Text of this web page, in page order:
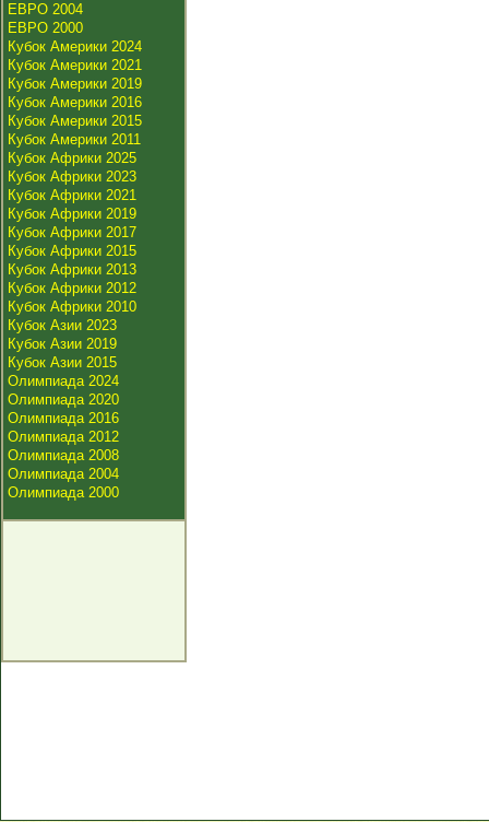
ЕВРО 2004
ЕВРО 2000
Кубок Америки 2024
Кубок Америки 2021
Кубок Америки 2019
Кубок Америки 2016
Кубок Америки 2015
Кубок Америки 2011
Кубок Африки 2025
Кубок Африки 2023
Кубок Африки 2021
Кубок Африки 2019
Кубок Африки 2017
Кубок Африки 2015
Кубок Африки 2013
Кубок Африки 2012
Кубок Африки 2010
Кубок Азии 2023
Кубок Азии 2019
Кубок Азии 2015
Олимпиада 2024
Олимпиада 2020
Олимпиада 2016
Олимпиада 2012
Олимпиада 2008
Олимпиада 2004
Олимпиада 2000